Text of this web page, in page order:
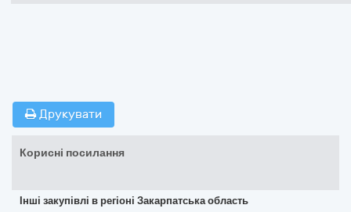
Друкувати
Корисні посилання
Інші закупівлі в регіоні Закарпатська область